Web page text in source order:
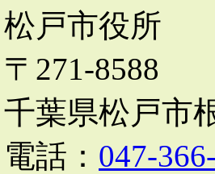
松戸市役所
〒271-8588
千葉県松戸
電話： 047-